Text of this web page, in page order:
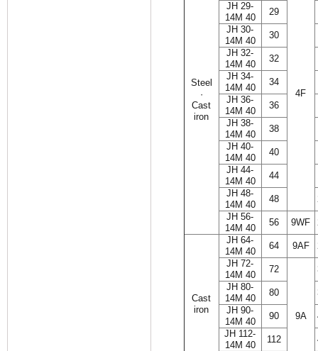
Steel
·
Cast
iron
4F
JH 29-
14M 40
29
JH 30-
14M 40
30
JH 32-
14M 40
32
JH 34-
14M 40
34
JH 36-
14M 40
36
JH 38-
14M 40
38
JH 40-
14M 40
40
JH 44-
14M 40
44
JH 48-
14M 40
48
JH 56-
14M 40
56 9WF
Cast
iron
JH 64-
14M 40
64 9AF
JH 72-
14M 40
72
9A
JH 80-
14M 40
80
JH 90-
14M 40
90
JH 112-
14M 40
112